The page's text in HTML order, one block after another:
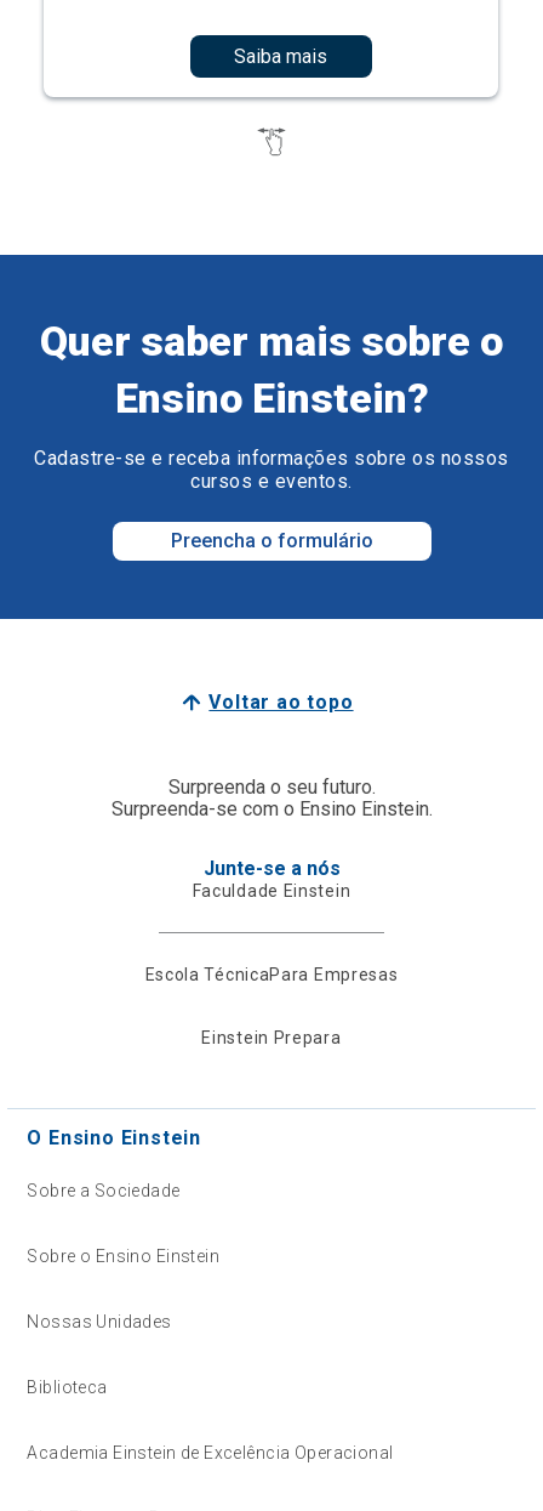
Saiba mais
Quer saber mais sobre o
Ensino Einstein?
Cadastre-se e receba informações sobre os nossos
cursos e eventos.
Preencha o formulário
Voltar ao topo
Surpreenda o seu futuro.
Surpreenda-se com o Ensino Einstein.
Junte-se a nós
Faculdade Einstein
Escola TécnicaPara Empresas
Einstein Prepara
O Ensino Einstein
Sobre a Sociedade
Sobre o Ensino Einstein
Nossas Unidades
Biblioteca
Academia Einstein de Excelência Operacional